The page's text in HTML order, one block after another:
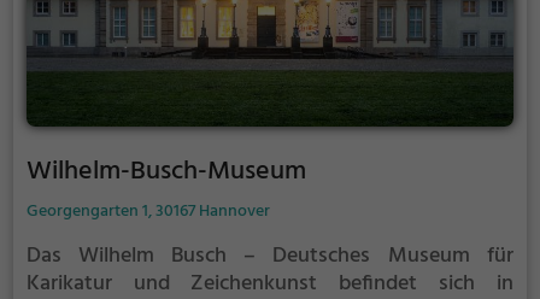
Wilhelm-Busch-Museum
Georgengarten 1, 30167 Hannover
Das Wilhelm Busch – Deutsches Museum für
Karikatur und Zeichenkunst befindet sich in